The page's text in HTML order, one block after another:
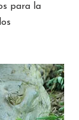
para la